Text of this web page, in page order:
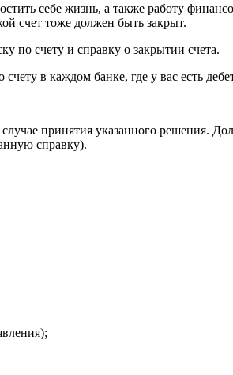
себе жизнь, а также работу
счет тоже должен быть закрыт.
по счету и справку о закрытии счета.
в каждом банке, где у вас есть
принятия указанного решения.
справку).